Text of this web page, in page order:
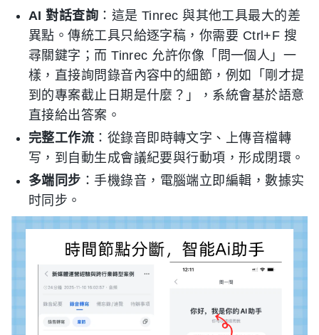
AI 對話查詢 ：這是 Tinrec 與其他工具最大的差
異點。傳統工具只給逐字稿，你需要 Ctrl+F 搜
尋關鍵字；而 Tinrec 允許你像「問一個人」一
樣，直接詢問錄音內容中的細節，例如「剛才提
到的專案截止日期是什麼？」，系統會基於語意
直接給出答案。
完整工作流 ：從錄音即時轉文字、上傳音檔轉
写，到自動生成會議紀要與行動項，形成閉環。
多端同步 ：手機錄音，電腦端立即編輯，數據实
时同步。